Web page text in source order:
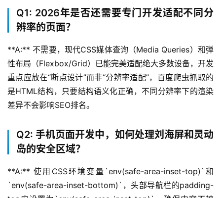
网
动
态
关
于
们
Q1: 2026年是否还需要专门开发适配不同分
辨率的页面？
**A:** 不需要，现代CSS媒体查询（Media Queries）和弹
性布局（Flexbox/Grid）已能完美适配绝大多数设备，开发
重点应放在“断点设计”而非“分辨率适配”，百度爬虫抓取的
是HTML结构，只要结构语义化正确，不同分辨率下的渲染
差异不会影响SEO排名。
Q2: 手机页面开发中，如何处理刘海屏和灵动
岛的安全区域？
**A:** 使用CSS环境变量`env(safe-area-inset-top)`和
`env(safe-area-inset-bottom)`，头部导航栏的padding-